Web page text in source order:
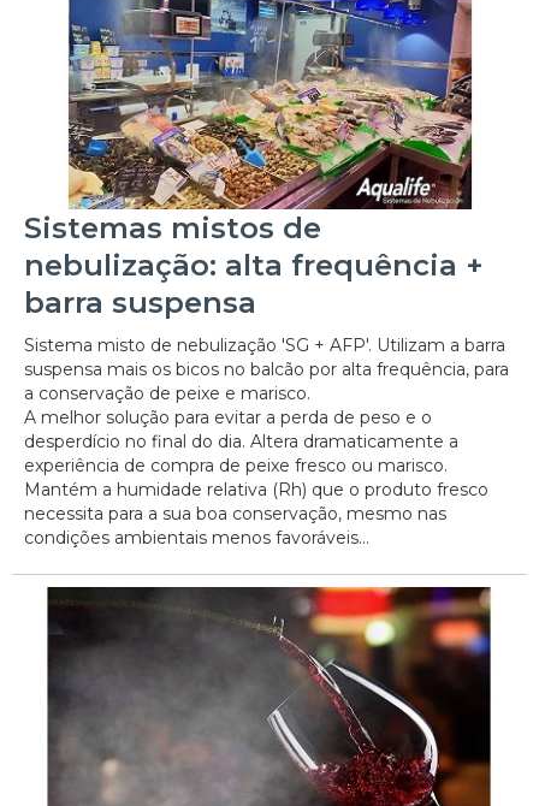
Sistemas mistos de
nebulização: alta frequência +
barra suspensa
Sistema misto de nebulização 'SG + AFP'. Utilizam a barra
suspensa mais os bicos no balcão por alta frequência, para
a conservação de peixe e marisco.
A melhor solução para evitar a perda de peso e o
desperdício no final do dia. Altera dramaticamente a
experiência de compra de peixe fresco ou marisco.
Mantém a humidade relativa (Rh) que o produto fresco
necessita para a sua boa conservação, mesmo nas
condições ambientais menos favoráveis...